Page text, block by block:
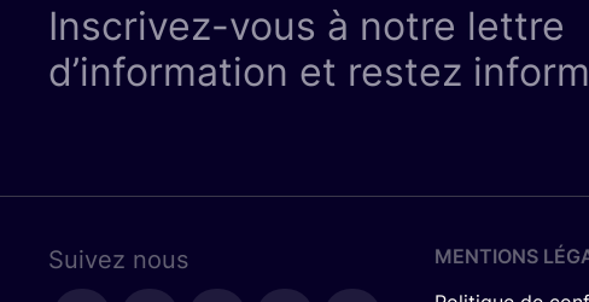
Inscrivez-vous à notre lettre
d’information et restez
Suivez nous
MENTIONS